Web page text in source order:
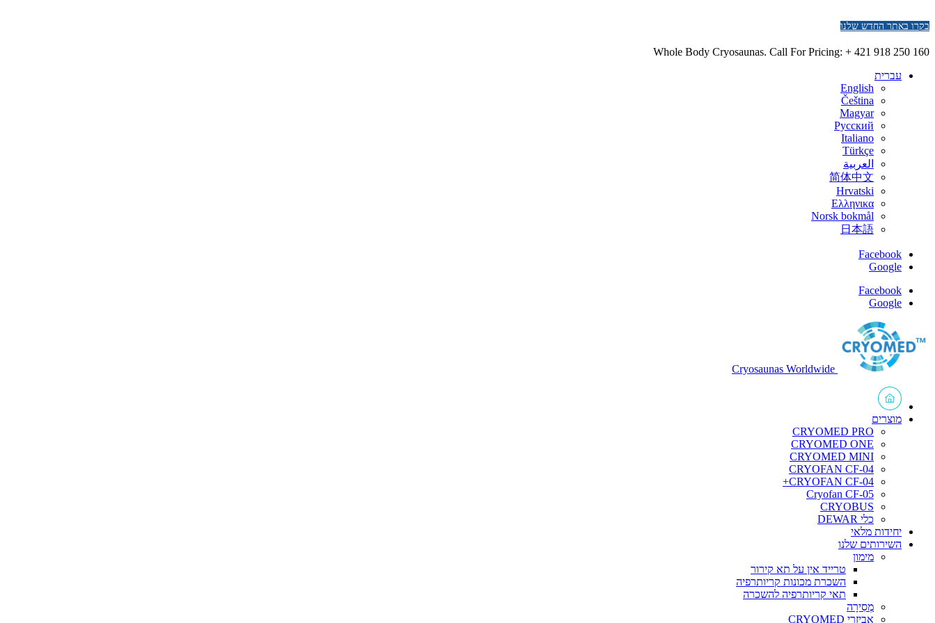
בקרו באתר החדש שלנו
Whole Body Cryosaunas. Call For Pricing: + 421 918 250 160
עברית
English
Čeština
Magyar
Русский
Italiano
Türkçe
العربية
简体中文
Hrvatski
Ελληνικα
Norsk bokmål
日本語
Facebook
Google
Facebook
Google
Cryosaunas Worldwide
מוצרים
CRYOMED PRO
CRYOMED ONE
CRYOMED MINI
CRYOFAN CF-04
CRYOFAN CF-04+
Cryofan CF-05
CRYOBUS
כלי DEWAR
יחידות מלאי
השירותים שלנו
מימון
טרייד אין על תא קירור
השכרת מכונות קריותרפיה
תאי קריותרפיה להשכרה
מְסִירָה
אביזרי CRYOMED